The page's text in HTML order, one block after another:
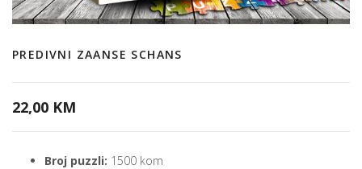
PREDIVNI ZAANSE SCHANS
22,00 KM
Broj puzzli: 1500 kom